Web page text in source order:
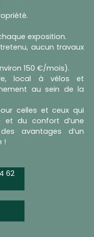
exposition.
aucun travaux
150 €/mois).
local à vélos et
au sein de la
celles et ceux qui
et du confort d’une
avantages d’un
!
62